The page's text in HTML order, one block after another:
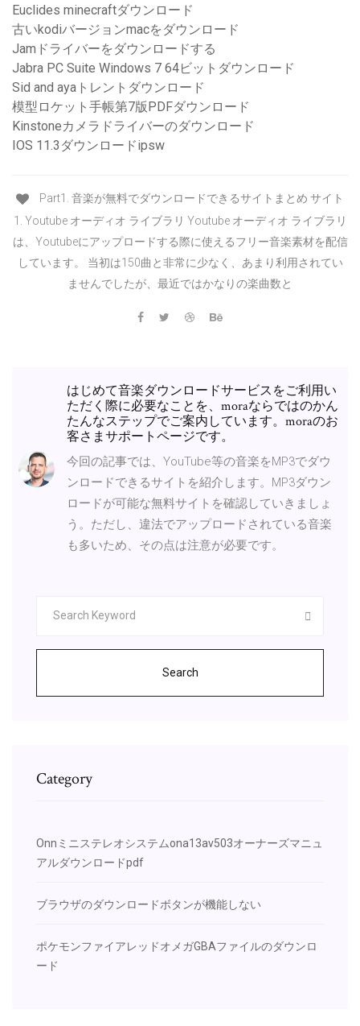
Euclides minecraftダウンロード
古いkodiバージョンmacをダウンロード
Jamドライバーをダウンロードする
Jabra PC Suite Windows 7 64ビットダウンロード
Sid and ayaトレントダウンロード
模型ロケット手帳第7版PDFダウンロード
Kinstoneカメラドライバーのダウンロード
IOS 11.3ダウンロードipsw
Part1. 音楽が無料でダウンロードできるサイトまとめ サイト
1. Youtube オーディオ ライブラリ Youtube オーディオ ライブラリ
は、Youtubeにアップロードする際に使えるフリー音楽素材を配信
しています。 当初は150曲と非常に少なく、あまり利用されてい
ませんでしたが、最近ではかなりの楽曲数と
はじめて音楽ダウンロードサービスをご利用い
ただく際に必要なことを、moraならではのかん
たんなステップでご案内しています。moraのお
客さまサポートページです。
今回の記事では、YouTube等の音楽をMP3でダウ
ンロードできるサイトを紹介します。MP3ダウン
ロードが可能な無料サイトを確認していきましょ
う。ただし、違法でアップロードされている音楽
も多いため、その点は注意が必要です。
Search
Category
Onnミニステレオシステムona13av503オーナーズマニュ
アルダウンロードpdf
ブラウザのダウンロードボタンが機能しない
ポケモンファイアレッドオメガGBAファイルのダウンロ
ード